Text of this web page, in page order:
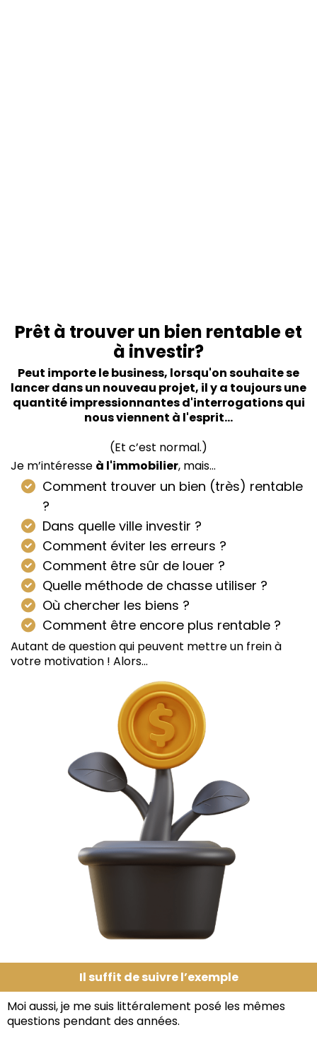
Prêt à trouver un bien rentable et
à investir?
Peut importe le business, lorsqu'on souhaite se
lancer dans un nouveau projet, il y a toujours une
quantité impressionnantes d'interrogations qui
nous viennent à l'esprit...
(Et c’est normal.)
Je m’intéresse à l'immobilier, mais...
Comment trouver un bien (très) rentable
?
Dans quelle ville investir ?
​Comment éviter les erreurs ?
​Comment être sûr de louer ?
​Quelle méthode de chasse utiliser ?
Où chercher les biens ?
​Comment être encore plus rentable ?
Autant de question qui peuvent mettre un frein à
votre motivation ! Alors...
Il suffit de suivre l’exemple
Moi aussi, je me suis littéralement posé les mêmes
questions pendant des années.